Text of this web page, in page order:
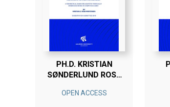
PH.D. KRISTIAN
SØNDERLUND ROSS
OPEN ACCESS